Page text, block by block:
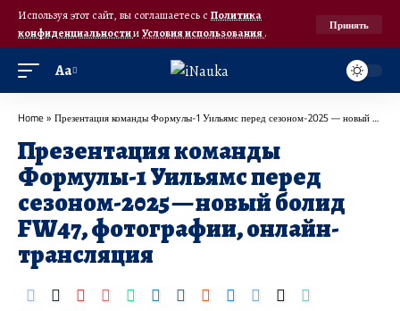
Используя этот сайт, вы соглашаетесь с Политика
конфиденциальностииУсловия использования.
Принять
Аа
Home » Презентация команды Формулы-1 Уильямс перед сезоном-2025 — новый болид FW47, фотографии, онлайн-трансляция
Презентация команды
Формулы-1 Уильямс перед
сезоном-2025 — новый болид
FW47, фотографии, онлайн-
трансляция